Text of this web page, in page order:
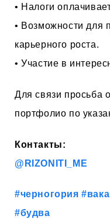
• Налоги
• Возможности для
карьерного роста.
• Участие в
Для связи просьба
портфолио по
Контакты:
@RIZONITI_ME
#черногория
#будва